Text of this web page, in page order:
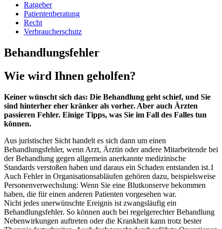
Ratgeber
Patientenberatung
Recht
Verbraucherschutz
Behandlungsfehler
Wie wird Ihnen geholfen?
Keiner wünscht sich das: Die Behandlung geht schief, und Sie
sind hinterher eher kränker als vorher. Aber auch Ärzten
passieren Fehler. Einige Tipps, was Sie im Fall des Falles tun
können.
Aus juristischer Sicht handelt es sich dann um einen
Behandlungsfehler, wenn Arzt, Ärztin oder andere Mitarbeitende bei
der Behandlung gegen allgemein anerkannte medizinische
Standards verstoßen haben und daraus ein Schaden entstanden ist.1
Auch Fehler in Organisationsabläufen gehören dazu, beispielsweise
Personenverwechslung: Wenn Sie eine Blutkonserve bekommen
haben, die für einen anderen Patienten vorgesehen war.
Nicht jedes unerwünschte Ereignis ist zwangsläufig ein
Behandlungsfehler. So können auch bei regelgerechter Behandlung
Nebenwirkungen auftreten oder die Krankheit kann trotz bester